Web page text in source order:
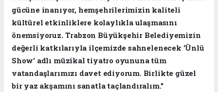
gücüne inanıyor, hemşehrilerimizin kaliteli
kültürel etkinliklere kolaylıkla ulaşmasını
önemsiyoruz. Trabzon Büyükşehir Belediyemizin
değerli katkılarıyla ilçemizde sahnelenecek 'Ünlü
Show' adlı müzikal tiyatro oyununa tüm
vatandaşlarımızı davet ediyorum. Birlikte güzel
bir yaz akşamını sanatla taçlandıralım."